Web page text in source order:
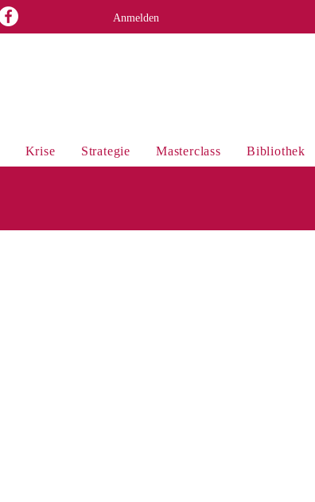
Anmelden
Krise Strategie Masterclass Bibliothek